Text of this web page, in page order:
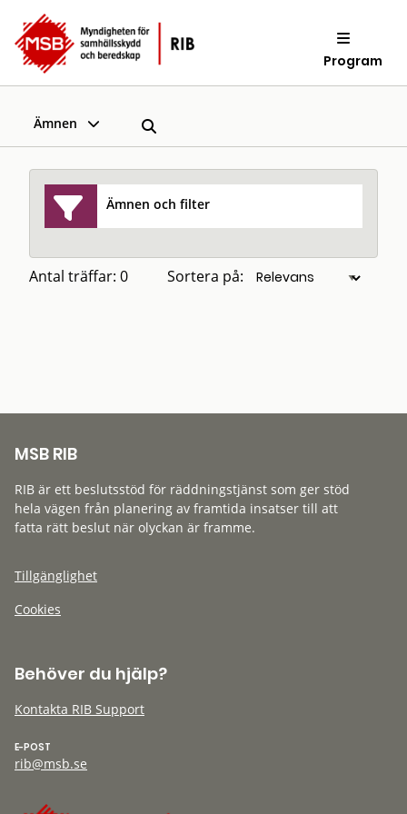
Program
Ämnen
Ämnen och filter
Antal träffar: 0 Sortera på:
MSB RIB
RIB är ett beslutsstöd för räddningstjänst som ger stöd
hela vägen från planering av framtida insatser till att
fatta rätt beslut när olyckan är framme.
Tillgänglighet
Cookies
Behöver du hjälp?
Kontakta RIB Support
E-POST
rib@msb.se